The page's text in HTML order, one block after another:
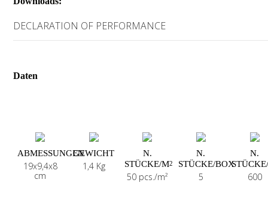
DECLARATION OF PERFORMANCE
Daten
ABMESSUNGEN
19x9,4x8
cm
GEWICHT
1,4 Kg
N.
STÜCKE/M2
50 pcs./m²
N.
STÜCKE/BOX
5
N.
600